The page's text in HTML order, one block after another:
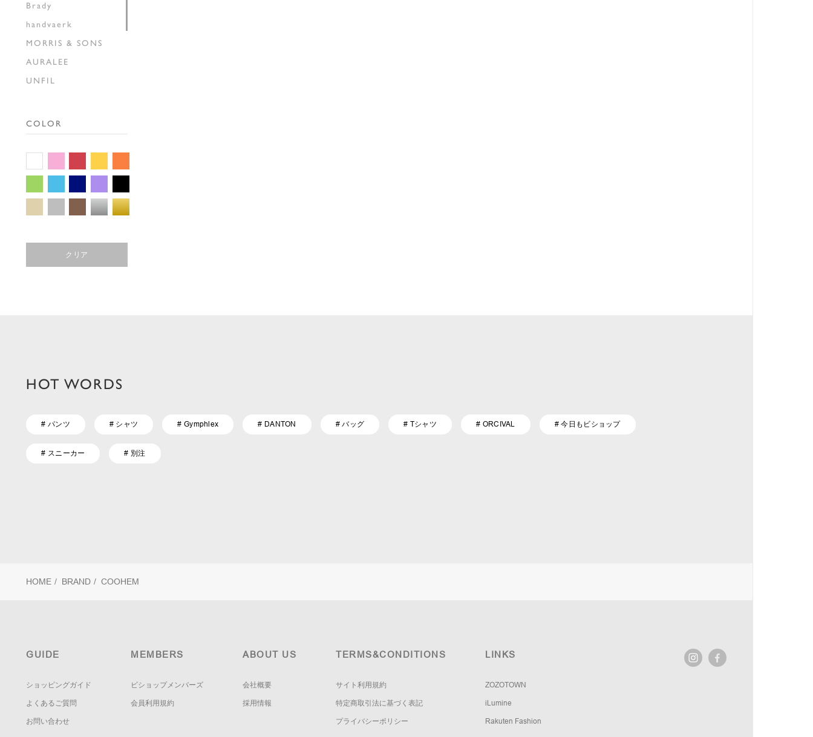
Brady
handvaerk
MORRIS & SONS
AURALEE
UNFIL
SEDAN ALL-PURPOSE
THE SHINZONE
GALLEGO
COLOR
クリア
HOT WORDS
# パンツ # シャツ # Gymphlex # DANTON # バッグ # Tシャツ # ORCIVAL # 今日もビショップ
# スニーカー # 別注
HOME / BRAND / COOHEM
GUIDE
ショッピングガイド
よくあるご質問
お問い合わせ
MEMBERS
ビショップメンバーズ
会員利用規約
ABOUT US
会社概要
採用情報
TERMS&CONDITIONS
サイト利用規約
特定商取引法に基づく表記
プライバシーポリシー
LINKS
ZOZOTOWN
iLumine
Rakuten Fashion